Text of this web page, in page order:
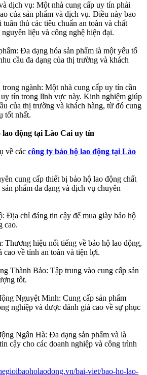
dịch vụ: Một nhà cung cấp uy tín phải
của sản phẩm và dịch vụ. Điều này bao
tuân thủ các tiêu chuẩn an toàn và chất
liệu và công nghệ hiện đại.
Đa dạng hóa sản phẩm là một yếu tố
cầu đa dạng của thị trường và khách
ngành: Một nhà cung cấp uy tín cần
tín trong lĩnh vực này. Kinh nghiệm giúp
của thị trường và khách hàng, từ đó cung
tốt nhất.
lao động tại Lào Cai uy tín
về các công ty bảo hộ lao động tại Lào
cung cấp thiết bị bảo hộ lao động chất
phẩm đa dạng và dịch vụ chuyên
Địa chỉ đáng tin cậy để mua giày bảo hộ
cao.
Thương hiệu nổi tiếng về bảo hộ lao động,
cao về tính an toàn và tiện lợi.
Thành Bảo: Tập trung vào cung cấp sản
tốt.
Nguyệt Minh: Cung cấp sản phẩm
nghiệp và được đánh giá cao về sự phục
Ngân Hà: Đa dạng sản phẩm và là
cậy cho các doanh nghiệp và công trình
bai-viet/bao-ho-lao-